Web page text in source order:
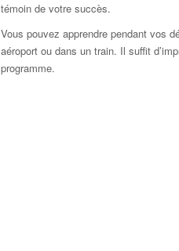
témoin de votre succès.
Vous pouvez apprendre pendant vos
aéroport ou dans un train. Il suffit
programme.